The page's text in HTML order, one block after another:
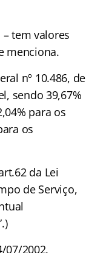
tem valores
menciona.
nº 10.486, de
sendo 39,67%
para os
os
da Lei
de Serviço,
07/2002.